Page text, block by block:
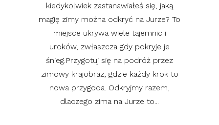
kiedykolwiek zastanawiałeś się, jaką
magię zimy można odkryć na Jurze? To
miejsce ukrywa wiele tajemnic i
uroków, zwłaszcza gdy pokryje je
śnieg.Przygotuj się na podróż przez
zimowy krajobraz, gdzie każdy krok to
nowa przygoda. Odkryjmy razem,
dlaczego zima na Jurze to...